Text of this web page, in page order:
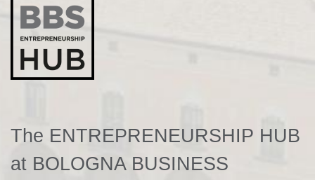
The ENTREPRENEURSHIP HUB
at BOLOGNA BUSINESS